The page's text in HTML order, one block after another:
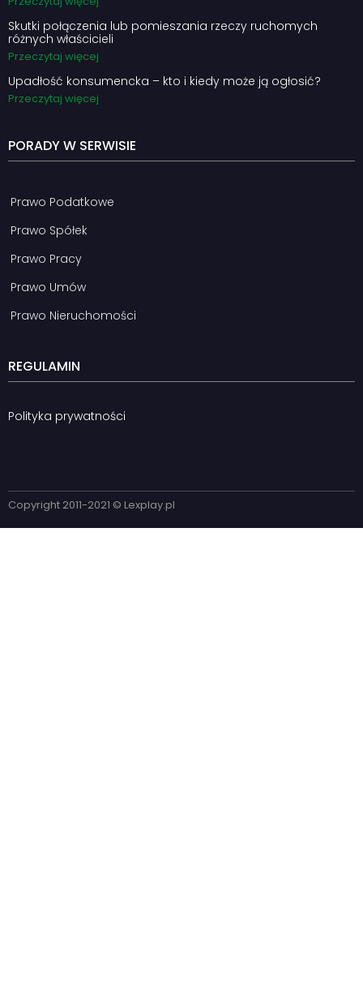
Skutki połączenia lub pomieszania rzeczy ruchomych
różnych właścicieli
Przeczytaj więcej
Upadłość konsumencka – kto i kiedy może ją ogłosić?
Przeczytaj więcej
PORADY W SERWISIE
Prawo Podatkowe
Prawo Spółek
Prawo Pracy
Prawo Umów
Prawo Nieruchomości
REGULAMIN
Polityka prywatności
Copyright 2011-2021 © Lexplay.pl​